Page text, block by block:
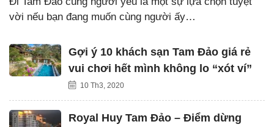
vời nếu bạn đang muốn cùng người ấy…
Gợi ý 10 khách sạn Tam Đảo giá rẻ
vui chơi hết mình không lo “xót ví”
10 Th3, 2020
Royal Huy Tam Đảo – Điểm dừng